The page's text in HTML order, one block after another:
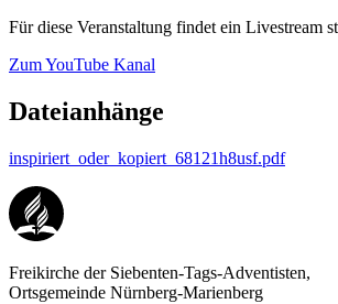
Für diese Veranstaltung findet ein Livestream
Zum YouTube Kanal
Dateianhänge
inspiriert_oder_kopiert_68121h8usf.pdf
Freikirche der Siebenten-Tags-Adventisten,
Ortsgemeinde Nürnberg-Marienberg